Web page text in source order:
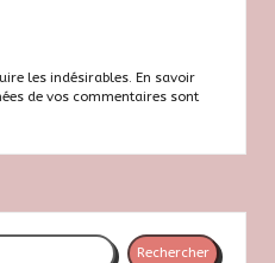
les indésirables. En savoir
de vos commentaires sont
Rechercher